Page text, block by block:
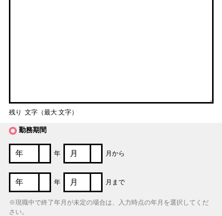
残り 文字（最大 文字）
勤務期間
年 月から
年 月まで
※現職中で終了年月が未定の場合は、入力時点の年月を選択してくだ
さい。